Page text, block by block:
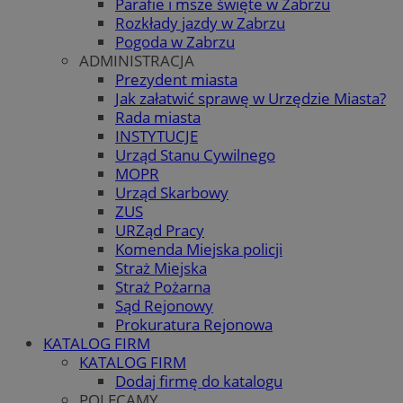
Rozkłady jazdy w Zabrzu
Pogoda w Zabrzu
ADMINISTRACJA
Prezydent miasta
Jak załatwić sprawę w Urzędzie Miasta?
Rada miasta
INSTYTUCJE
Urząd Stanu Cywilnego
MOPR
Urząd Skarbowy
ZUS
URZąd Pracy
Komenda Miejska policji
Straż Miejska
Straż Pożarna
Sąd Rejonowy
Prokuratura Rejonowa
KATALOG FIRM
KATALOG FIRM
Dodaj firmę do katalogu